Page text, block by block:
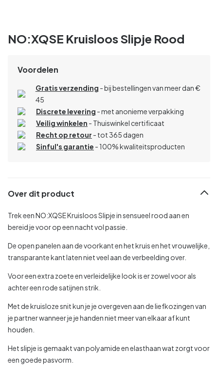
NO:XQSE Kruisloos Slipje Rood
Voordelen
Gratis verzending - bij bestellingen van meer dan €
45
Discrete levering - met anonieme verpakking
Veilig winkelen - Thuiswinkel certificaat
Recht op retour - tot 365 dagen
Sinful's garantie - 100% kwaliteitsproducten
Over dit product
Trek een NO:XQSE Kruisloos Slipje in sensueel rood aan en
bereid je voor op een nacht vol passie.
De open panelen aan de voorkant en het kruis en het vrouwelijke,
transparante kant laten niet veel aan de verbeelding over.
Voor een extra zoete en verleidelijke look is er zowel voor als
achter een rode satijnen strik.
Met de kruisloze snit kun je je overgeven aan de liefkozingen van
je partner wanneer je je handen niet meer van elkaar af kunt
houden.
Het slipje is gemaakt van polyamide en elasthaan wat zorgt voor
een goede pasvorm.